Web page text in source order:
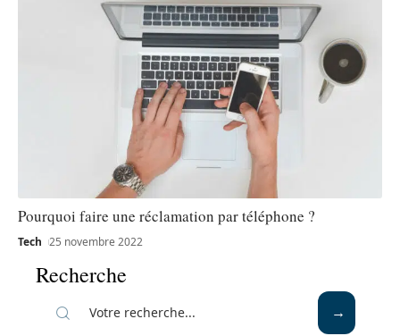
Pourquoi faire une réclamation par téléphone ?
Tech 25 novembre 2022
Recherche